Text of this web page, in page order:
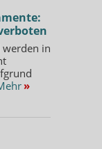
in
»